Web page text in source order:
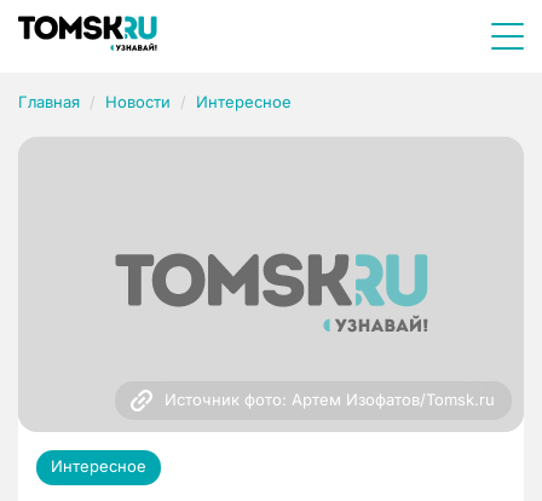
Главная Новости Интересное
Источник фото: Артем Изофатов/Tomsk.ru
Интересное